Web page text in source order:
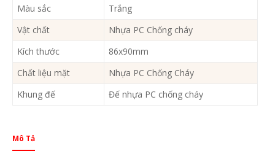
Màu sắc
Trắng
Vật chất
Nhựa PC Chống cháy
Kích thước
86x90mm
Chất liệu mặt
Nhựa PC Chống Cháy
Khung đế
Đế nhựa PC chống cháy
Mô Tả